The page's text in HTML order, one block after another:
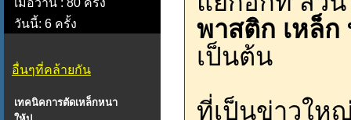
เมื่อวาน : 80 ครั้ง
วันนี้: 6 ครั้ง
อื่นๆที่คล้ายกัน
เทคนิคการตัดเหล็กหนา
พาสติก เหล็ก
เป็นต้น
ที่เป็นข่าวให